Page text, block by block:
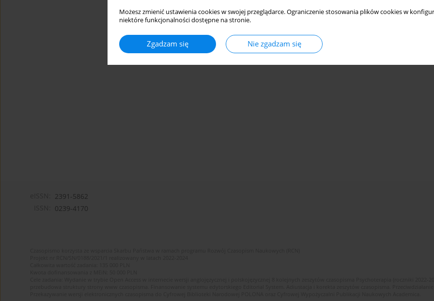
Możesz zmienić ustawienia cookies w swojej przeglądarce. Ograniczenie stosowania plików cookies w
niektóre funkcjonalności dostępne na stronie.
Zgadzam się Nie zgadzam się
2391-5862
0239-4170